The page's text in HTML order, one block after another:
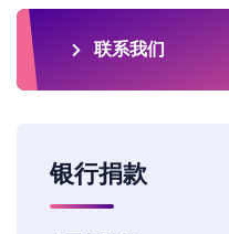
联系我们
银行捐款